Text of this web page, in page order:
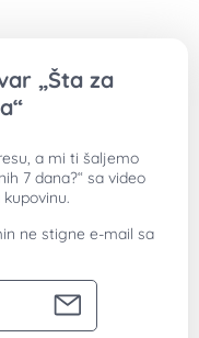
„Šta za
a mi ti šaljemo
7 dana?“ sa video
ne stigne e-mail sa